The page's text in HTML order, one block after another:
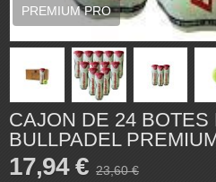
PREMIUM PRO
CAJON DE 24 BOTES
BULLPADEL
17,94 € 23,60 €